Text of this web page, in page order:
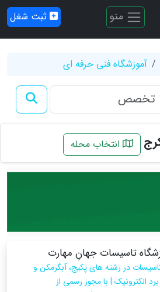
منو ثبت شغل
آموزشگاه فنی حرفه ای
انتخاب محله
تاسیسات جهانِ مهارت
در رشته های پکیج، آبگرمکن و
الکترونیک | با مجوز رسمی از